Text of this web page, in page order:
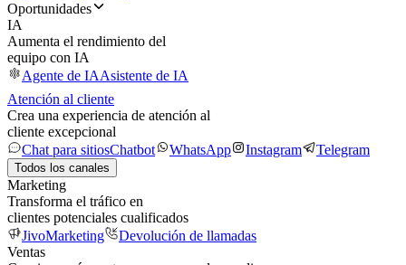
Oportunidades
IA
Aumenta el rendimiento del
equipo con IA
Agente de IAAsistente de IA
Atención al cliente
Crea una experiencia de atención al
cliente excepcional
Chat para sitiosChatbot WhatsApp Instagram Telegram
Todos los canales
Marketing
Transforma el tráfico en
clientes potenciales cualificados
JivoMarketing
Devolución de llamadas
Ventas